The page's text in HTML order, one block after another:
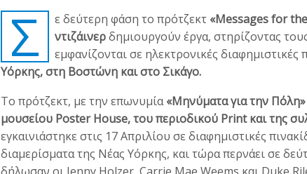
Σ ε δεύτερη φάση το πρότζεκτ «Messages for the
ντιζάινερδημιουργούν έργα, στηρίζοντας
εμφανίζονται σε ηλεκτρονικές διαφημιστικές
Υόρκης, στη Βοστώνη και στο Σικάγο.
Tο πρότζεκτ, με την επωνυμία«Μηνύματα για την
μουσείου Poster House, του περιοδικού Print και της
εγκαινιάστηκε στις 17 Απριλίου σε διαφημιστικές
διαμερίσματα της Νέας Υόρκης, και τώρα περνάει σε